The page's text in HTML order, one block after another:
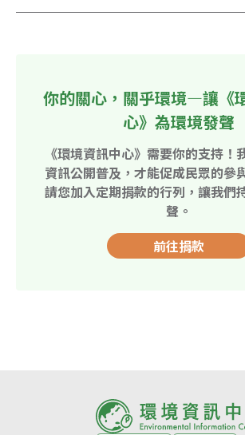
你的關心，關乎環境—讓《
心》為環境發聲
《環境資訊中心》需要你的支持！
資訊公開普及，才能促成民眾的參
請您加入定期捐款的行列，讓我們
聲。
前往捐款